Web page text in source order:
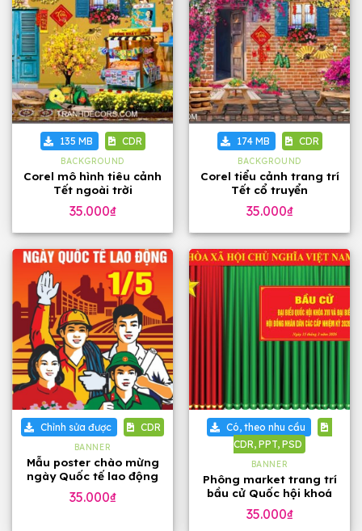
135 MB CDR
BACKGROUND
Corel mô hình tiêu cảnh
Tết ngoài trời
35.000₫
174 MB CDR
BACKGROUND
Corel tiểu cảnh trang trí
Tết cổ truyển
35.000₫
Chỉnh sửa được CDR
BANNER
Mẫu poster chào mừng
ngày Quốc tế lao động
1-5
35.000₫
Có, theo nhu cầu
CDR, PPT, PSD
BANNER
Phông market trang trí
bầu cử Quốc hội khoá
XVI (2026 – 2031)
35.000₫